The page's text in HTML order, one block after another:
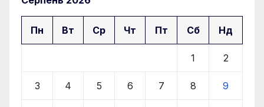
Пн Вт Ср Чт Пт Сб Нд
1 2
3 4 5 6 7 8 9